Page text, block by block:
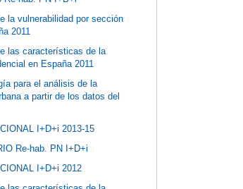
la vulnerabilidad por sección
2011
las características de la
en España 2011
para el análisis de la
a partir de los datos del
I+D+i 2013-15
Re-hab. PN I+D+i
I+D+i 2012